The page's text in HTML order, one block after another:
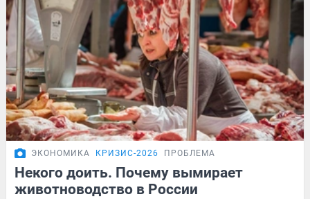
ЭКОНОМИКА КРИЗИС-2026 ПРОБЛЕМА
Некого доить. Почему вымирает
животноводство в России